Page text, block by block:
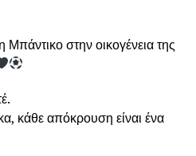
στην οικογένεια της
κάθε απόκρουση είναι ένα